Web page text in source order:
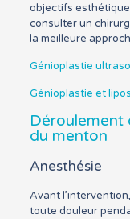
objectifs
consulter un
la meilleure
Génioplastie
Génioplastie et
Déroulement
du menton
Anesthésie
Avant
toute douleur